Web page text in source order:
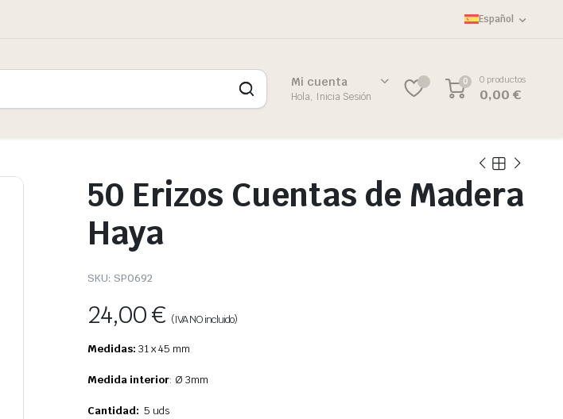
Español
Mi cuenta
Hola, Inicia Sesión
0 0 productos
0,00€
50 Erizos Cuentas de Madera
Haya
SKU: SP0692
24,00€ (IVA NO incluido)
Medidas: 31 x 45 mm
Medida interior: Ø 3mm
Cantidad: 5 uds